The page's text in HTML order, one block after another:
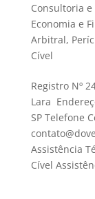
Consultoria e
Economia e
Arbitral,
Cível
Registro Nº
Lara
SP Telefone
Assistência
Cível